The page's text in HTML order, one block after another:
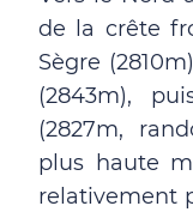
de la crête
Sègre
(2843m),
(2827m,
plus haute
relativement